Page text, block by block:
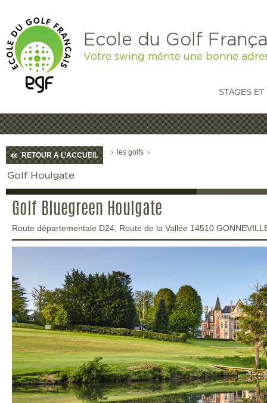
Ecole du Golf
Votre swing mérite une bonne
STAGES
RETOUR A L’ACCUEIL › les golfs ›
Golf Houlgate
Golf Bluegreen Houlgate
Route départementale D24, Route de la Vallée 14510